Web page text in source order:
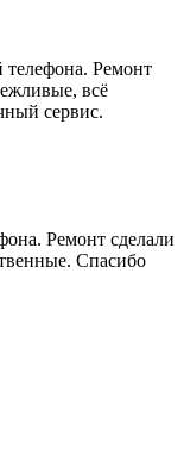
телефона. Ремонт
всё
сервис.
Ремонт сделали
Спасибо